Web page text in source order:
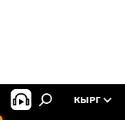
КЫРГ